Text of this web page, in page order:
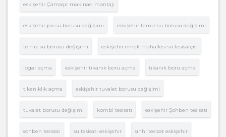
eskişehir Çamaşır makinası montajı
eskişehir pis su borusu değişimi eskişehir temiz su borusu değişimi
temiz su borusu değişimi eskişehir emek mahallesi su tesisatçısı
logar açma eskişehir tıkanık boru açma tıkanık boru açma
tıkanıklık açma eskişehir tuvalet borusu değişimi
tuvalet borusu değişimi kombi tesisatı eskişehir Şohben tesisatı
sohben tesisatı su tesisatı eskişehir sıhhi tesisat eskişehir